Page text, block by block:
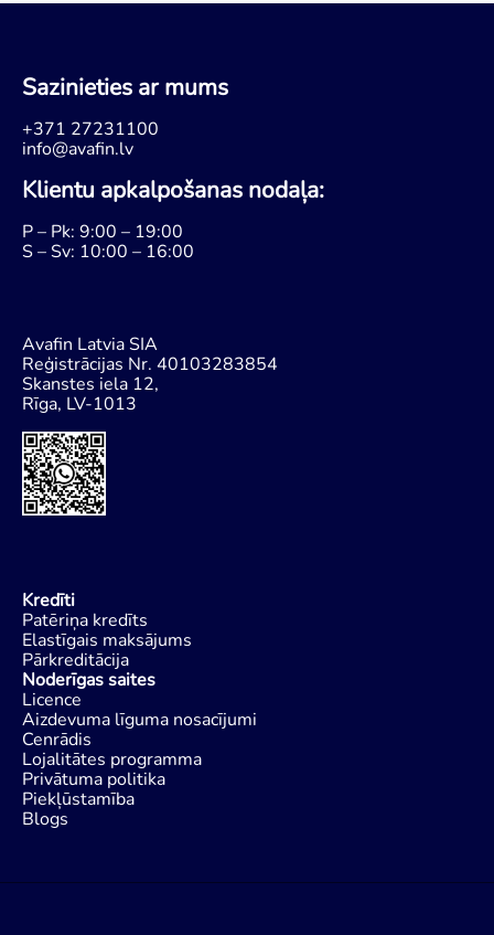
Sazinieties ar mums
+371 27231100
info@avafin.lv
Klientu apkalpošanas nodaļa:
P – Pk: 9:00 – 19:00
S – Sv: 10:00 – 16:00
Avafin Latvia SIA
Reģistrācijas Nr. 40103283854
Skanstes iela 12,
Rīga, LV-1013
Kredīti
Patēriņa kredīts
Elastīgais maksājums
Pārkreditācija
Noderīgas saites
Licence
Aizdevuma līguma nosacījumi
Cenrādis
Lojalitātes programma
Privātuma politika
Piekļūstamība
Blogs